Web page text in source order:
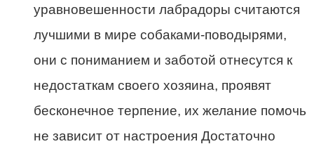
уравновешенности лабрадоры считаются
лучшими в мире собаками-поводырями,
они с пониманием и заботой отнесутся к
недостаткам своего хозяина, проявят
бесконечное терпение, их желание помочь
не зависит от настроения Достаточно